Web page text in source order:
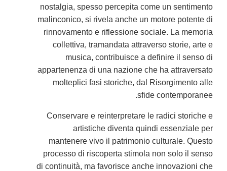
nostalgia, spesso percepita come un sentimento
malinconico, si rivela anche un motore potente di
rinnovamento e riflessione sociale. La memoria
collettiva, tramandata attraverso storie, arte e
musica, contribuisce a definire il senso di
appartenenza di una nazione che ha attraversato
molteplici fasi storiche, dal Risorgimento alle
sfide contemporanee.
Conservare e reinterpretare le radici storiche e
artistiche diventa quindi essenziale per
mantenere vivo il patrimonio culturale. Questo
processo di riscoperta stimola non solo il senso
di continuità, ma favorisce anche innovazioni che